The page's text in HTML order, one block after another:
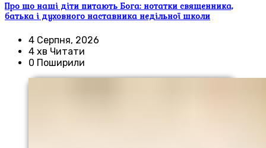
Про що наші діти питають Бога: нотатки священника,
батька і духовного наставника недільної школи
4 Серпня, 2026
4 хв Читати
0 Поширили